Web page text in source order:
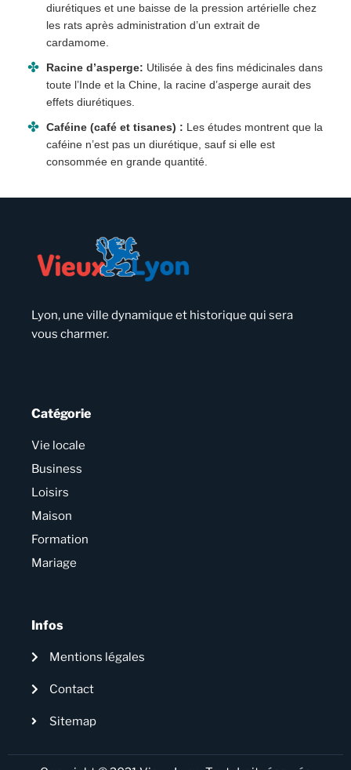
diurétiques et une baisse de la pression artérielle chez
les rats après administration d’un extrait de
cardamome.
Racine d’asperge: Utilisée à des fins médicinales dans
toute l’Inde et la Chine, la racine d’asperge aurait des
effets diurétiques.
Caféine (café et tisanes) : Les études montrent que la
caféine n’est pas un diurétique, sauf si elle est
consommée en grande quantité.
Lyon, une ville dynamique et historique qui sera
vous charmer.
Catégorie
Vie locale
Business
Loisirs
Maison
Formation
Mariage
Infos
Mentions légales
Contact
Sitemap